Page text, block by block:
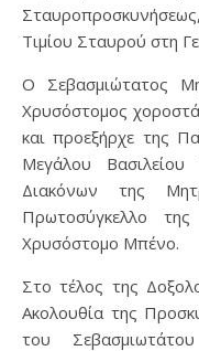
Τιμίου Σταυρού στη
Ο Σεβασμιώτατος
Χρυσόστομος
και προεξήρχε της
Μεγάλου
Διακόνων της
Πρωτοσύγκελλο
Χρυσόστομο Μπένο.
Στο τέλος της
Ακολουθία της
του